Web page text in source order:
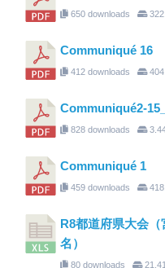
650 downloads
Communiqué 16
412 downloads
Communiqué2-
828 downloads
Communiqué 1
459 downloads
R8都道府県大会
名）
80 downloads